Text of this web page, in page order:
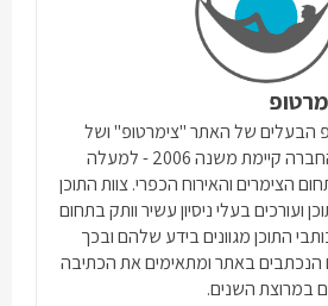
הבעלים של האתר "צימרטופ" ושל
פורטלי תיירות נוספים. החברה קיימת משנה 2006 - למעלה
בתחום הצימרים והאירוח הכפרי. צוות התוכן
ועורכים בעלי ניסיון עשיר וותק בתחום
התוכן מגוונים בידע שלהם ובכך
באתר ומתאימים את הכתיבה
במרוצת השנים.